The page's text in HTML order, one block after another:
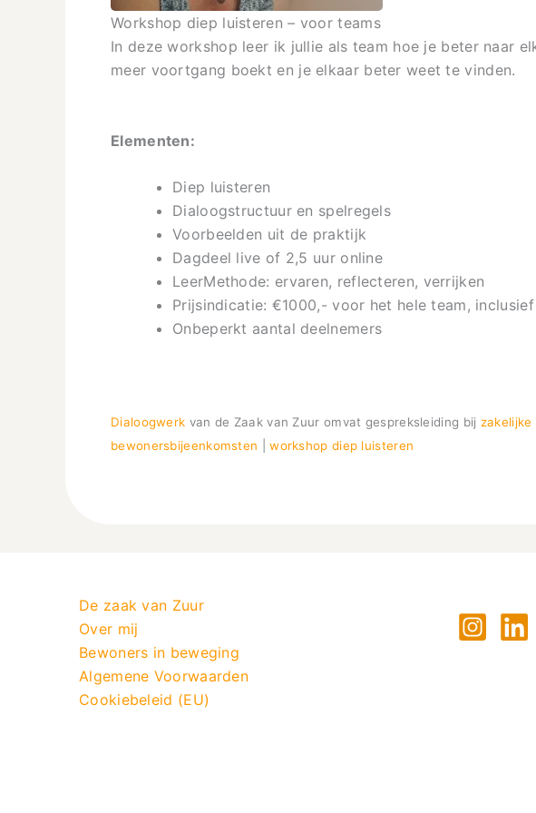
Workshop diep luisteren – voor teams
In deze workshop leer ik jullie als team hoe je beter naar
meer voortgang boekt en je elkaar beter weet te vinden.
Elementen:
Diep luisteren
Dialoogstructuur en spelregels
Voorbeelden uit de praktijk
Dagdeel live of 2,5 uur online
LeerMethode: ervaren, reflecteren, verrijken
Prijsindicatie: €1000,- voor het hele team,
Onbeperkt aantal deelnemers
Dialoogwerk van de Zaak van Zuur omvat gespreksleiding bij
bewonersbijeenkomsten |workshop diep luisteren
De zaak van Zuur
Over mij
Bewoners in beweging
Algemene Voorwaarden
Cookiebeleid (EU)